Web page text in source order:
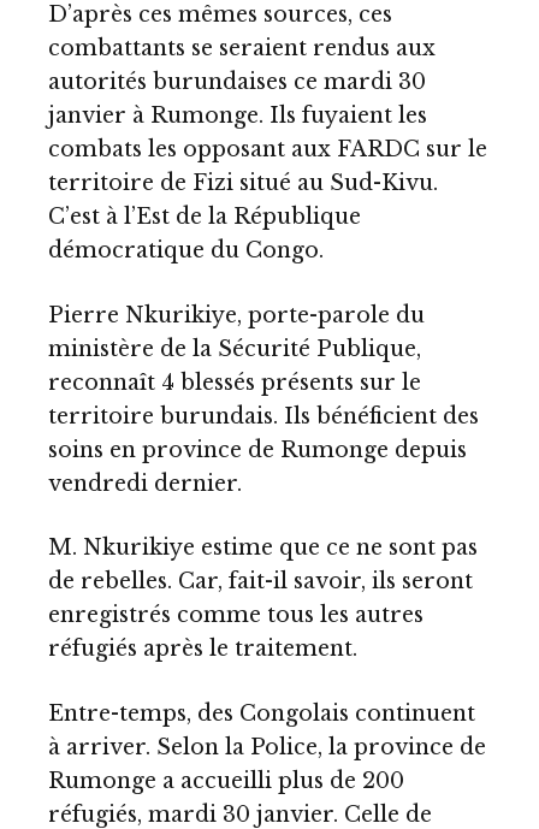
D’après ces mêmes sources, ces
combattants se seraient rendus aux
autorités burundaises ce mardi 30
janvier à Rumonge. Ils fuyaient les
combats les opposant aux FARDC sur le
territoire de Fizi situé au Sud-Kivu.
C’est à l’Est de la République
démocratique du Congo.
Pierre Nkurikiye, porte-parole du
ministère de la Sécurité Publique,
reconnaît 4 blessés présents sur le
territoire burundais. Ils bénéficient des
soins en province de Rumonge depuis
vendredi dernier.
M. Nkurikiye estime que ce ne sont pas
de rebelles. Car, fait-il savoir, ils seront
enregistrés comme tous les autres
réfugiés après le traitement.
Entre-temps, des Congolais continuent
à arriver. Selon la Police, la province de
Rumonge a accueilli plus de 200
réfugiés, mardi 30 janvier. Celle de